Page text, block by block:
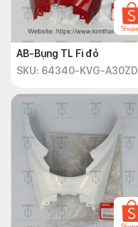
AB-Bụng TL Fi đỏ
SKU: 64340-KVG-A30ZD